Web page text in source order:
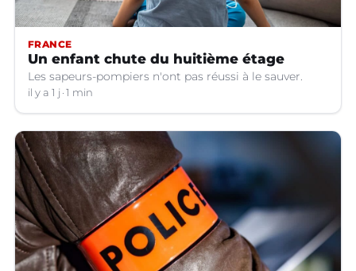
FRANCE
Un enfant chute du huitième étage
Les sapeurs-pompiers n'ont pas réussi à le sauver.
il y a 1 j 1 min